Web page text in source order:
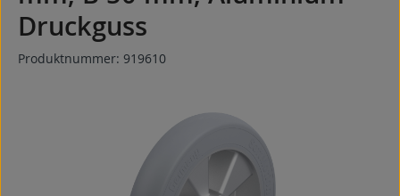
Druckguss
Produktnummer: 919610
Bildergalerie überspringen